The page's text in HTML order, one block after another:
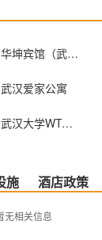
华坤宾馆（武汉竹叶山店）
武汉爱家公寓
武汉大学WTO学院专家接待中心
施 酒店政策
无相关信息